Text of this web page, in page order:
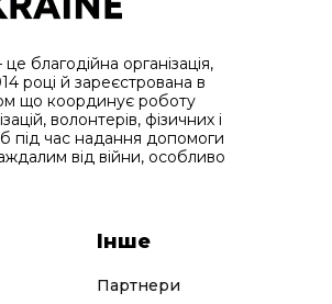
благодійна організація,
році й зареєстрована в
що координує роботу
волонтерів, фізичних і
під час надання допомоги
від війни, особливо
Інше
Партнери